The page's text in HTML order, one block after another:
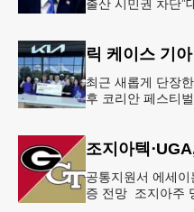
출산 시민권 차단”
최근 새롭게 단장
후 코리안 페스티
공통지원서 에세
증 전망 조지아주